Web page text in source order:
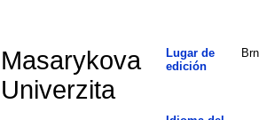
Masarykova
Univerzita
Lugar de
edición